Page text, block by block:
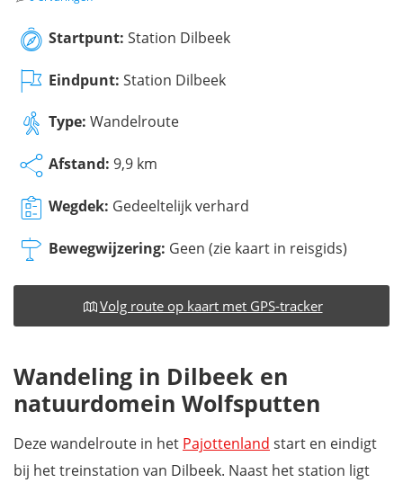
Startpunt: Station Dilbeek
Eindpunt: Station Dilbeek
Type: Wandelroute
Afstand: 9,9 km
Wegdek: Gedeeltelijk verhard
Bewegwijzering: Geen (zie kaart in reisgids)
Volg route op kaart met GPS-tracker
Wandeling in Dilbeek en
natuurdomein Wolfsputten
Deze wandelroute in het Pajottenland start en eindigt
bij het treinstation van Dilbeek. Naast het station ligt